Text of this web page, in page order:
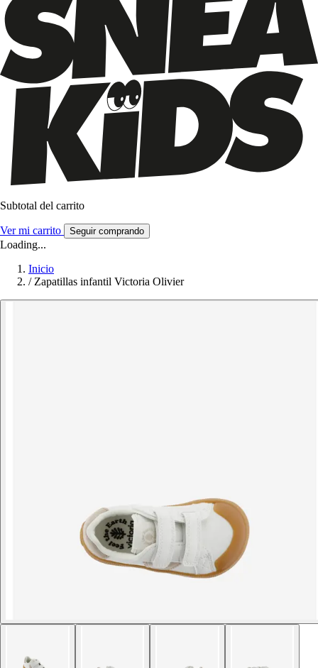
Subtotal del carrito
Ver mi carrito Seguir comprando
Loading...
Inicio
/ Zapatillas infantil Victoria Olivier